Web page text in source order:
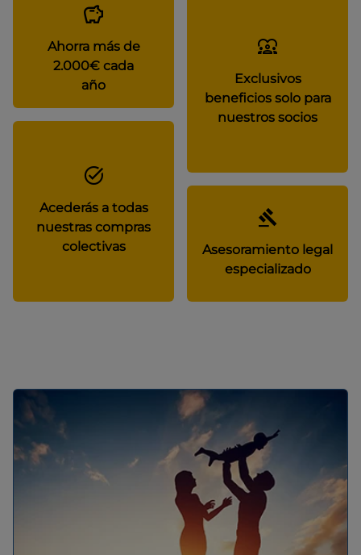
Ahorra más de
2.000€ cada
año
Exclusivos
beneficios solo para
nuestros socios
Acederás a todas
nuestras compras
colectivas
Asesoramiento legal
especializado